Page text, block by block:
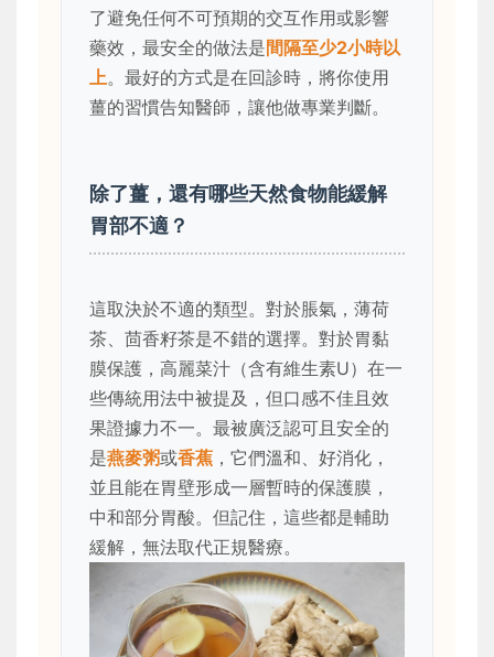
了避免任何不可預期的交互作用或影響
藥效，最安全的做法是間隔至少2小時以
上。最好的方式是在回診時，將你使用
薑的習慣告知醫師，讓他做專業判斷。
除了薑，還有哪些天然食物能緩解
胃部不適？
這取決於不適的類型。對於脹氣，薄荷
茶、茴香籽茶是不錯的選擇。對於胃黏
膜保護，高麗菜汁（含有維生素U）在一
些傳統用法中被提及，但口感不佳且效
果證據力不一。最被廣泛認可且安全的
是燕麥粥或香蕉 ，它們溫和、好消化，
並且能在胃壁形成一層暫時的保護膜，
中和部分胃酸。但記住，這些都是輔助
緩解，無法取代正規醫療。